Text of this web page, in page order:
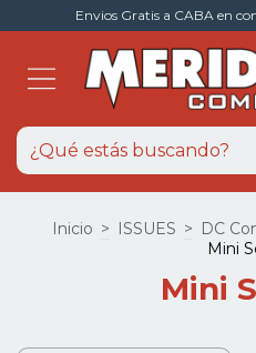
Envios Gratis a CABA en
Inicio > ISSUES > DC
Mini
Mini